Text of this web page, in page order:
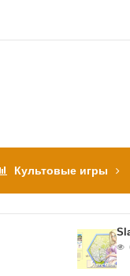
Культовые игры
Slave